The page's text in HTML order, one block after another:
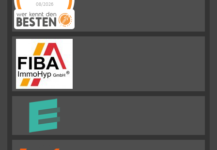
08/2026
Emslander
Immobilien GMBH
Sternen |
292Emslander
Immobilien
GMBHBewertungen
auf
werkenntdenBESTEN.de